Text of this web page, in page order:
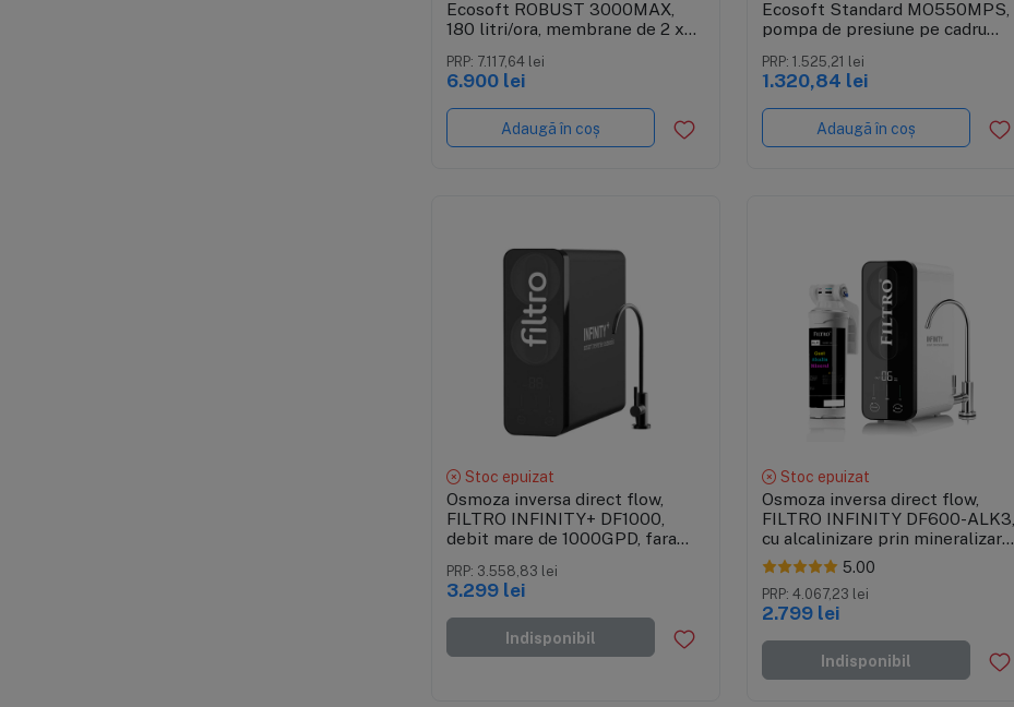
Ecosoft ROBUST 3000MAX,
180 litri/ora, membrane de 2 x
PRP: 7.117,64 lei
6.900 lei
Adaugă în coș
Ecosoft Standard MO550MPS,
pompa de presiune pe cadru
mineralizare
PRP: 1.525,21 lei
1.320,84 lei
Adaugă în coș
Stoc epuizat
Osmoza inversa direct flow,
FILTRO INFINITY+ DF1000,
debit mare de 1000GPD, fara
TDS, cartuse cu sistem twist
PRP: 3.558,83 lei
3.299 lei
Indisponibil
Stoc epuizat
Osmoza inversa direct flow,
FILTRO INFINITY DF600-ALK3,
cu alcalinizare prin mineralizare,
debit mare de 600GPD, fara
bazin, pompa booster, display
TDS
5.00
PRP: 4.067,23 lei
2.799 lei
Indisponibil